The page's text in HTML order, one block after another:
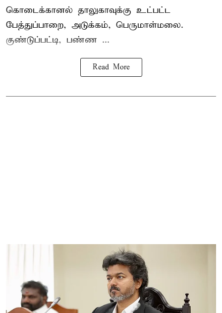
கொடைக்கானல் தாலுகாவுக்கு உட்பட்ட
பேத்துப்பாறை, அடுக்கம், பெருமாள்மலை.
குண்டுப்பட்டி, பண்ண ...
Read More